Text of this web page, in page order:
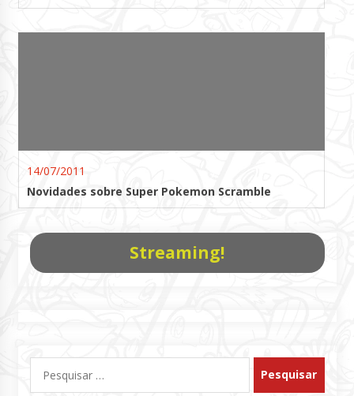
14/07/2011
Novidades sobre Super Pokemon Scramble
Streaming!
por: